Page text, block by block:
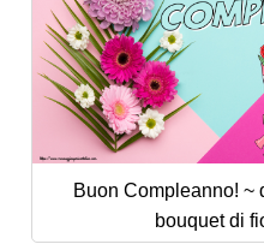
Buon Compleanno! ~
bouquet di